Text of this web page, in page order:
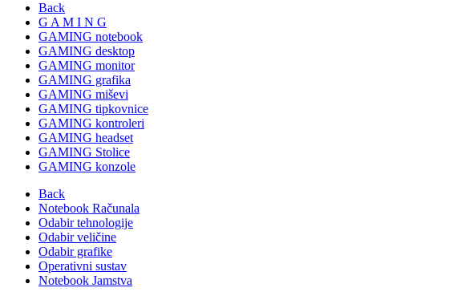
Back
G A M I N G
GAMING notebook
GAMING desktop
GAMING monitor
GAMING grafika
GAMING miševi
GAMING tipkovnice
GAMING kontroleri
GAMING headset
GAMING Stolice
GAMING konzole
Back
Notebook Računala
Odabir tehnologije
Odabir veličine
Odabir grafike
Operativni sustav
Notebook Jamstva